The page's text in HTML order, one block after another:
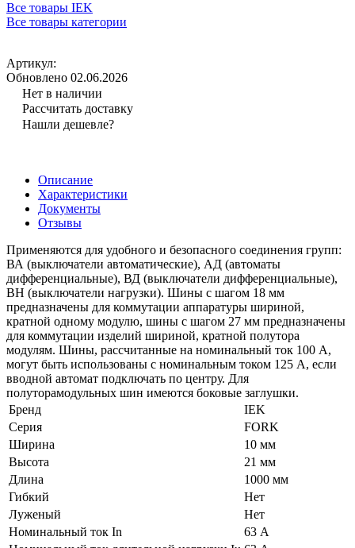
Все товары IEK
Все товары категории
Артикул:
Обновлено 02.06.2026
Нет в наличии
Рассчитать доставку
Нашли дешевле?
Описание
Характеристики
Документы
Отзывы
Применяются для удобного и безопасного соединения групп:
ВА (выключатели автоматические), АД (автоматы
дифференциальные), ВД (выключатели дифференциальные),
ВН (выключатели нагрузки). Шины с шагом 18 мм
предназначены для коммутации аппаратуры шириной,
кратной одному модулю, шины с шагом 27 мм предназначены
для коммутации изделий шириной, кратной полутора
модулям. Шины, рассчитанные на номинальный ток 100 А,
могут быть использованы с номинальным током 125 А, если
вводной автомат подключать по центру. Для
полуторамодульных шин имеются боковые заглушки.
Бренд
IEK
Серия
FORK
Ширина
10 мм
Высота
21 мм
Длина
1000 мм
Гибкий
Нет
Луженый
Нет
Номинальный ток In
63 А